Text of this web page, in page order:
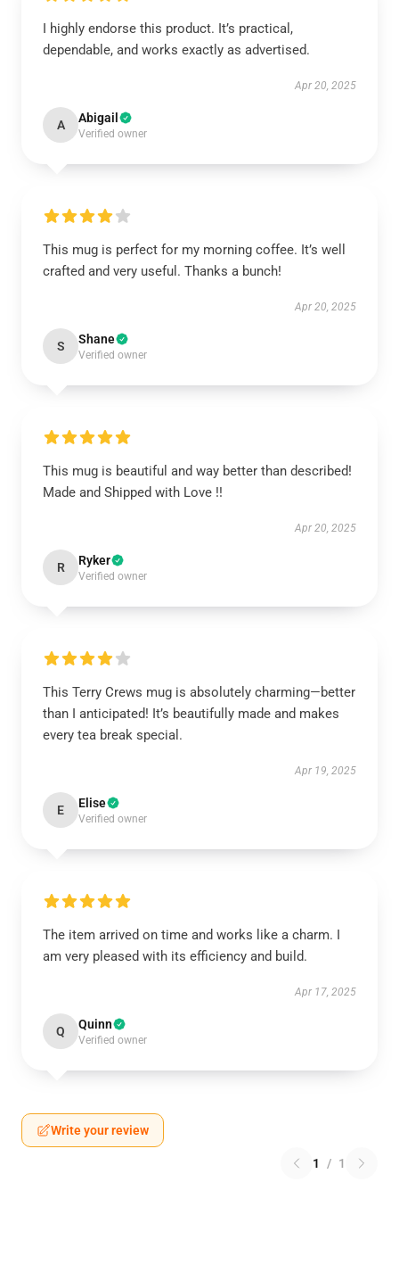
I highly endorse this product. It’s practical,
dependable, and works exactly as advertised.
Apr 20, 2025
A Abigail
Verified owner
This mug is perfect for my morning coffee. It’s well
crafted and very useful. Thanks a bunch!
Apr 20, 2025
S Shane
Verified owner
This mug is beautiful and way better than described!
Made and Shipped with Love !!
Apr 20, 2025
R Ryker
Verified owner
This Terry Crews mug is absolutely charming—better
than I anticipated! It’s beautifully made and makes
every tea break special.
Apr 19, 2025
E Elise
Verified owner
The item arrived on time and works like a charm. I
am very pleased with its efficiency and build.
Apr 17, 2025
Q Quinn
Verified owner
Write your review
1 / 1